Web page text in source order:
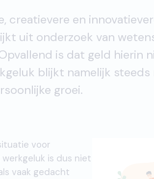
creatievere en
uit onderzoek van
is dat geld hierin
blijkt namelijk steeds
groei.
voor
is dus niet
vaak gedacht